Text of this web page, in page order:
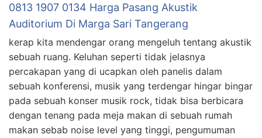
0813 1907 0134 Harga Pasang Akustik
Auditorium Di Marga Sari Tangerang
kerap kita mendengar orang mengeluh tentang akustik
sebuah ruang. Keluhan seperti tidak jelasnya
percakapan yang di ucapkan oleh panelis dalam
sebuah konferensi, musik yang terdengar hingar bingar
pada sebuah konser musik rock, tidak bisa berbicara
dengan tenang pada meja makan di sebuah rumah
makan sebab noise level yang tinggi, pengumuman